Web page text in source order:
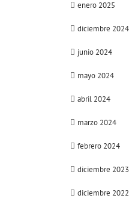
enero 2025
diciembre 2024
junio 2024
mayo 2024
abril 2024
marzo 2024
febrero 2024
diciembre 2023
diciembre 2022